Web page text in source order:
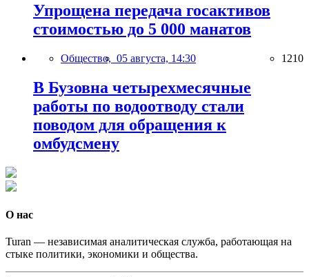
Упрощена передача госактивов
стоимостью до 5 000 манатов
Общество, 05 августа, 14:30 1210
В Бузовна четырехмесячные
работы по водоотводу стали
поводом для обращения к
омбудсмену
О нас
Turan — независимая аналитическая служба, работающая на
стыке политики, экономики и общества.